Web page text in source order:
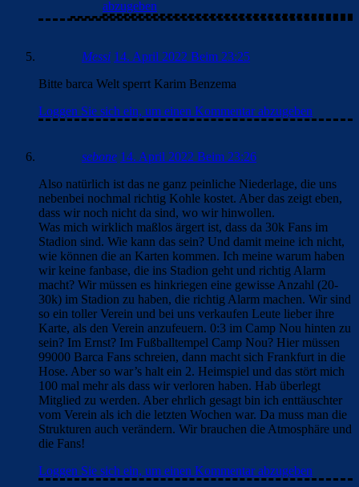
abzugeben
Messi 14. April 2022 Beim 23:25
Bitte barca Welt sperrt Karim Benzema
Loggen Sie sich ein, um einen Kommentar abzugeben
sebone 14. April 2022 Beim 23:26
Also natürlich ist das ne ganz peinliche Niederlage, die uns
nebenbei nochmal richtig Kohle kostet. Aber das zeigt eben,
dass wir noch nicht da sind, wo wir hinwollen.
Was mich wirklich maßlos ärgert ist, dass da 30k Fans im
Stadion sind. Wie kann das sein? Und damit meine ich nicht,
wie können die an Karten kommen. Ich meine warum haben
wir keine fanbase, die ins Stadion geht und richtig Alarm
macht? Wir müssen es hinkriegen eine gewisse Anzahl (20-
30k) im Stadion zu haben, die richtig Alarm machen. Wir sind
so ein toller Verein und bei uns verkaufen Leute lieber ihre
Karte, als den Verein anzufeuern. 0:3 im Camp Nou hinten zu
sein? Im Ernst? Im Fußballtempel Camp Nou? Hier müssen
99000 Barca Fans schreien, dann macht sich Frankfurt in die
Hose. Aber so war’s halt ein 2. Heimspiel und das stört mich
100 mal mehr als dass wir verloren haben. Hab überlegt
Mitglied zu werden. Aber ehrlich gesagt bin ich enttäuschter
vom Verein als ich die letzten Wochen war. Da muss man die
Strukturen auch verändern. Wir brauchen die Atmosphäre und
die Fans!
Loggen Sie sich ein, um einen Kommentar abzugeben